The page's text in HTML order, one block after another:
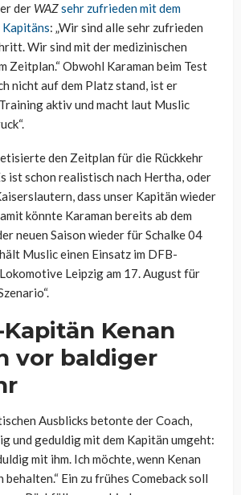
der WAZsehr zufrieden mit dem
: „Wir sind alle sehr zufrieden
Wir sind mit der medizinischen
Zeitplan.“ Obwohl Karaman beim Test
nicht auf dem Platz stand, ist er
aktiv und macht laut Muslic
den Zeitplan für die Rückkehr
ist schon realistisch nach Hertha, oder
dass unser Kapitän wieder
könnte Karaman bereits ab dem
neuen Saison wieder für Schalke 04
Muslic einen Einsatz im DFB-
Leipzig am 17. August für
Kenan
vor baldiger
Ausblicks betonte der Coach,
und geduldig mit dem Kapitän umgeht:
mit ihm. Ich möchte, wenn Kenan
behalten.“ Ein zu frühes Comeback soll